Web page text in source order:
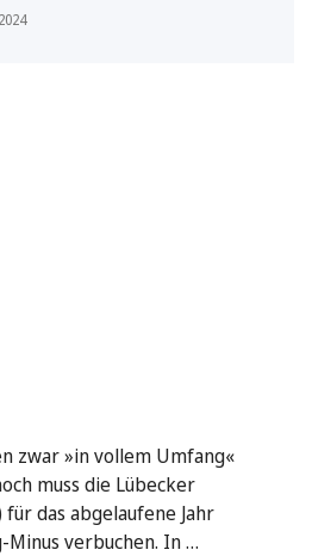
zwar »in vollem Umfang«
muss die Lübecker
das abgelaufene Jahr
Minus verbuchen. In …